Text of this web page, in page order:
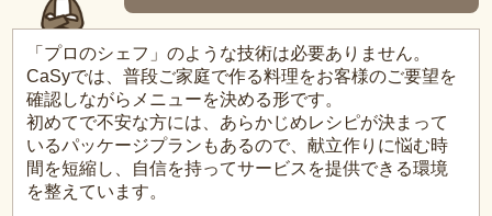
「プロのシェフ」のような技術は必要ありません。
CaSyでは、普段ご家庭で作る料理をお客様のご要望を
確認しながらメニューを決める形です。
初めてで不安な方には、あらかじめレシピが決まって
いるパッケージプランもあるので、献立作りに悩む時
間を短縮し、自信を持ってサービスを提供できる環境
を整えています。